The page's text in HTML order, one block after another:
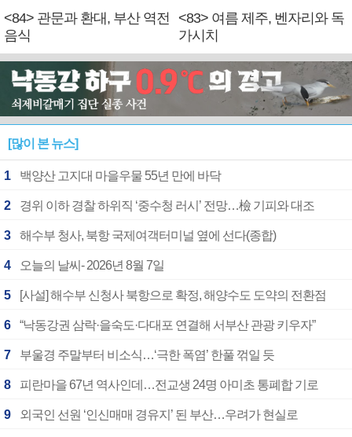
<84> 관문과 환대, 부산 역전
음식
<83> 여름 제주, 벤자리와 독
가시치
[많이 본 뉴스]
1 백양산 고지대 마을우물 55년 만에 바닥
2 경위 이하 경찰 하위직 ‘중수청 러시’ 전망…檢 기피와 대조
3 해수부 청사, 북항 국제여객터미널 옆에 선다(종합)
4 오늘의 날씨- 2026년 8월 7일
5 [사설] 해수부 신청사 북항으로 확정, 해양수도 도약의 전환점
6 “낙동강권 삼락·을숙도·다대포 연결해 서부산 관광 키우자”
7 부울경 주말부터 비소식…‘극한 폭염’ 한풀 꺾일 듯
8 피란마을 67년 역사인데…전교생 24명 아미초 통폐합 기로
9 외국인 선원 ‘인신매매 경유지’ 된 부산…우려가 현실로